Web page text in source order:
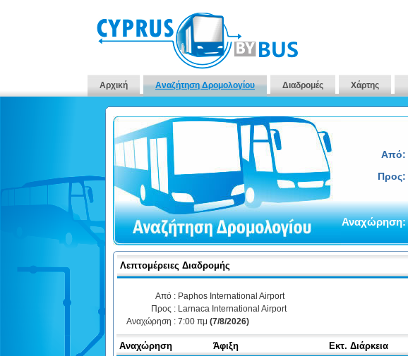
Αρχική Αναζήτηση Δρομολογίου Διαδρομές Χάρτης
Από:
Προς:
Αναχώρηση:
Λεπτομέρειες Διαδρομής
Από : Paphos International Airport
Προς : Larnaca International Airport
Αναχώρηση : 7:00 πμ (7/8/2026)
Αναχώρηση Άφιξη Εκτ. Διάρκεια